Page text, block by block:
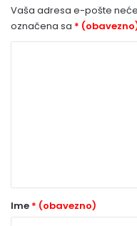
Vaša adresa e-pošte
označena sa *
r
Ime * (obavezno)